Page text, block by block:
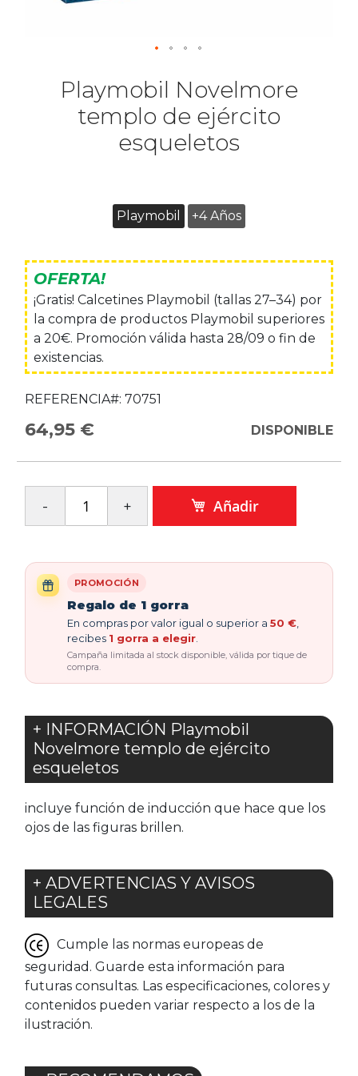
Playmobil Novelmore
templo de ejército
esqueletos
Playmobil +4 Años
OFERTA!
¡Gratis! Calcetines Playmobil (tallas 27–34) por
la compra de productos Playmobil superiores
a 20€. Promoción válida hasta 28/09 o fin de
existencias.
REFERENCIA#: 70751
64,95 € DISPONIBLE
Añadir
PROMOCIÓN
Regalo de 1 gorra
En compras por valor igual o superior a 50 €
recibes 1 gorra a elegir
Campaña limitada al stock disponible, válida por tique de
compra.
+ INFORMACIÓN Playmobil
Novelmore templo de ejército
esqueletos
incluye función de inducción que hace que los
ojos de las figuras brillen.
+ ADVERTENCIAS Y AVISOS
LEGALES
Cumple las normas europeas de
seguridad. Guarde esta información para
futuras consultas. Las especificaciones, colores y
contenidos pueden variar respecto a los de la
ilustración.